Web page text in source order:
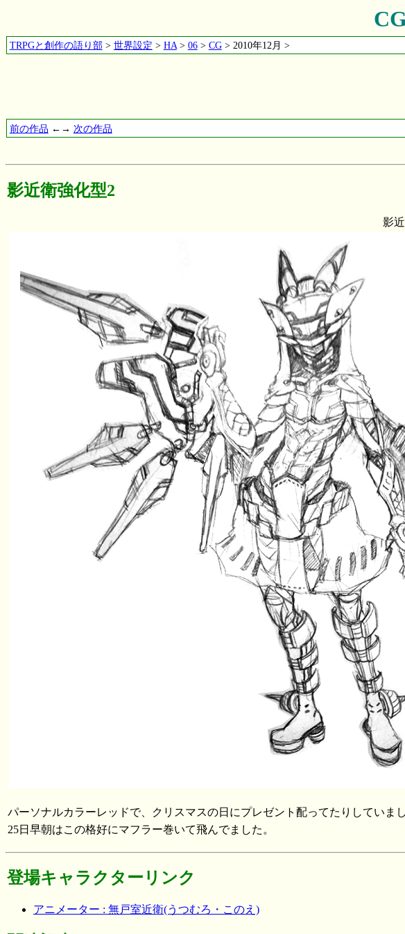
TRPGと創作の語り部> 世界設定 > HA> 06> CG> 2010年12月 >
前の作品 ←→ 次の作品
影近衛強化型2
影
パーソナルカラーレッドで、クリスマスの日にプレゼント配ってたりしていまし
25日早朝はこの格好にマフラー巻いて飛んでました。
登場キャラクターリンク
アニメーター : 無戸室近衛(うつむろ・このえ)